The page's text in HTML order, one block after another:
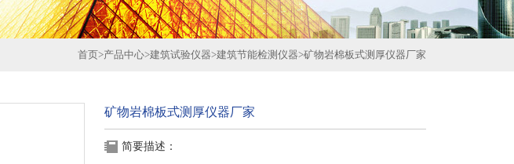
首页>产品中心>建筑试验仪器>建筑节能检测仪器>矿物岩棉板式测厚仪器厂家
矿物岩棉板式测厚仪器厂家
简要描述：